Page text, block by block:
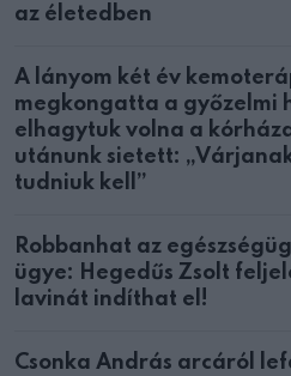
az életedben
A lányom két év
megkongatta a győzelmi
elhagytuk volna a
utánunk sietett:
tudniuk kell”
Robbanhat az
ügye: Hegedűs Zsolt
lavinát indíthat el!
Csonka András arcáról